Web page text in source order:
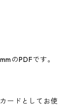
のPDFです。
ードとしてお使